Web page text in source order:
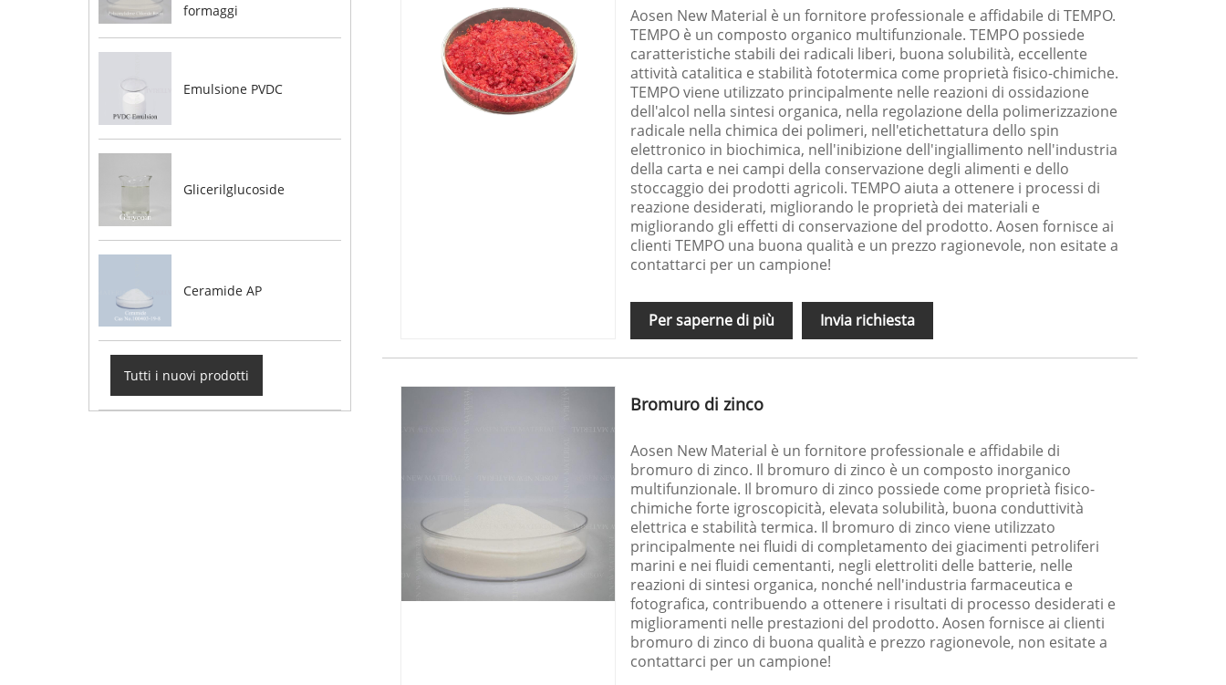
formaggi
Emulsione PVDC
Glicerilglucoside
Ceramide AP
Tutti i nuovi prodotti
Aosen New Material è un fornitore professionale e affidabile di TEMPO.
TEMPO è un composto organico multifunzionale. TEMPO possiede
caratteristiche stabili dei radicali liberi, buona solubilità, eccellente
attività catalitica e stabilità fototermica come proprietà fisico-chimiche.
TEMPO viene utilizzato principalmente nelle reazioni di ossidazione
dell'alcol nella sintesi organica, nella regolazione della polimerizzazione
radicale nella chimica dei polimeri, nell'etichettatura dello spin
elettronico in biochimica, nell'inibizione dell'ingiallimento nell'industria
della carta e nei campi della conservazione degli alimenti e dello
stoccaggio dei prodotti agricoli. TEMPO aiuta a ottenere i processi di
reazione desiderati, migliorando le proprietà dei materiali e
migliorando gli effetti di conservazione del prodotto. Aosen fornisce ai
clienti TEMPO una buona qualità e un prezzo ragionevole, non esitate a
contattarci per un campione!
Per saperne di più Invia richiesta
Bromuro di zinco
Aosen New Material è un fornitore professionale e affidabile di
bromuro di zinco. Il bromuro di zinco è un composto inorganico
multifunzionale. Il bromuro di zinco possiede come proprietà fisico-
chimiche forte igroscopicità, elevata solubilità, buona conduttività
elettrica e stabilità termica. Il bromuro di zinco viene utilizzato
principalmente nei fluidi di completamento dei giacimenti petroliferi
marini e nei fluidi cementanti, negli elettroliti delle batterie, nelle
reazioni di sintesi organica, nonché nell'industria farmaceutica e
fotografica, contribuendo a ottenere i risultati di processo desiderati e
miglioramenti nelle prestazioni del prodotto. Aosen fornisce ai clienti
bromuro di zinco di buona qualità e prezzo ragionevole, non esitate a
contattarci per un campione!